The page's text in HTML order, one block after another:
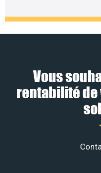
Vous
rentabilité